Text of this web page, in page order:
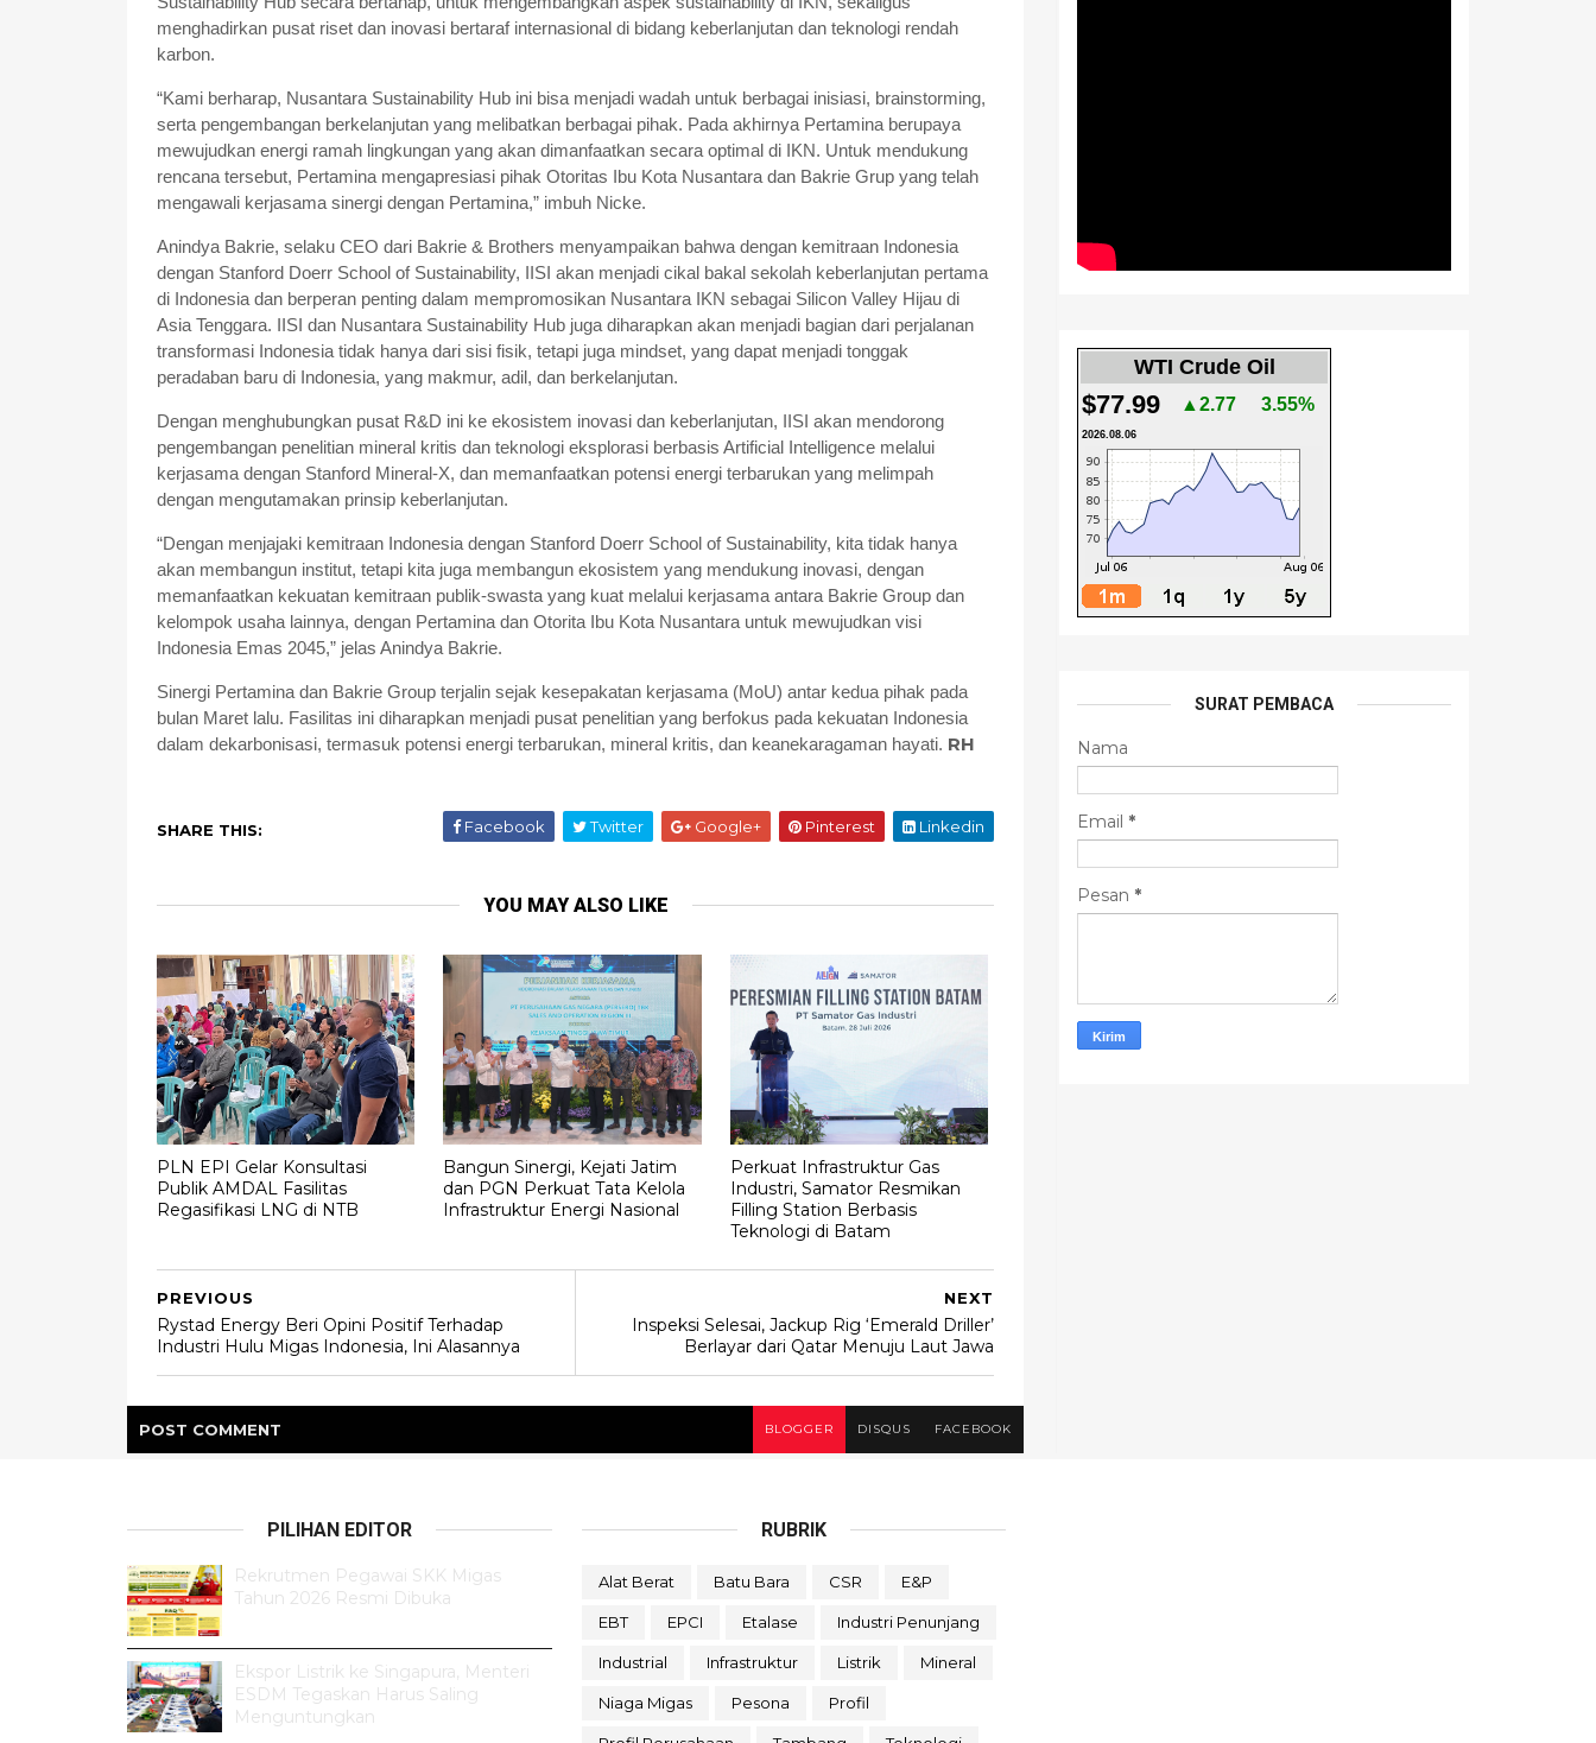
menghadirkan pusat riset dan inovasi bertaraf internasional di bidang keberlanjutan dan teknologi rendah
karbon.
“Kami berharap, Nusantara Sustainability Hub ini bisa menjadi wadah untuk berbagai inisiasi, brainstorming,
serta pengembangan berkelanjutan yang melibatkan berbagai pihak. Pada akhirnya Pertamina berupaya
mewujudkan energi ramah lingkungan yang akan dimanfaatkan secara optimal di IKN. Untuk mendukung
rencana tersebut, Pertamina mengapresiasi pihak Otoritas Ibu Kota Nusantara dan Bakrie Grup yang telah
mengawali kerjasama sinergi dengan Pertamina,” imbuh Nicke.
Anindya Bakrie, selaku CEO dari Bakrie & Brothers menyampaikan bahwa dengan kemitraan Indonesia
dengan Stanford Doerr School of Sustainability, IISI akan menjadi cikal bakal sekolah keberlanjutan pertama
di Indonesia dan berperan penting dalam mempromosikan Nusantara IKN sebagai Silicon Valley Hijau di
Asia Tenggara. IISI dan Nusantara Sustainability Hub juga diharapkan akan menjadi bagian dari perjalanan
transformasi Indonesia tidak hanya dari sisi fisik, tetapi juga mindset, yang dapat menjadi tonggak
peradaban baru di Indonesia, yang makmur, adil, dan berkelanjutan.
Dengan menghubungkan pusat R&D ini ke ekosistem inovasi dan keberlanjutan, IISI akan mendorong
pengembangan penelitian mineral kritis dan teknologi eksplorasi berbasis Artificial Intelligence melalui
kerjasama dengan Stanford Mineral-X, dan memanfaatkan potensi energi terbarukan yang melimpah
dengan mengutamakan prinsip keberlanjutan.
“Dengan menjajaki kemitraan Indonesia dengan Stanford Doerr School of Sustainability, kita tidak hanya
akan membangun institut, tetapi kita juga membangun ekosistem yang mendukung inovasi, dengan
memanfaatkan kekuatan kemitraan publik-swasta yang kuat melalui kerjasama antara Bakrie Group dan
kelompok usaha lainnya, dengan Pertamina dan Otorita Ibu Kota Nusantara untuk mewujudkan visi
Indonesia Emas 2045,” jelas Anindya Bakrie.
Sinergi Pertamina dan Bakrie Group terjalin sejak kesepakatan kerjasama (MoU) antar kedua pihak pada
bulan Maret lalu. Fasilitas ini diharapkan menjadi pusat penelitian yang berfokus pada kekuatan Indonesia
dalam dekarbonisasi, termasuk potensi energi terbarukan, mineral kritis, dan keanekaragaman hayati. RH
SHARE THIS: Facebook Twitter Google+ Pinterest Linkedin
YOU MAY ALSO LIKE
PLN EPI Gelar Konsultasi
Publik AMDAL Fasilitas
Regasifikasi LNG di NTB
Bangun Sinergi, Kejati Jatim
dan PGN Perkuat Tata Kelola
Infrastruktur Energi Nasional
Perkuat Infrastruktur Gas
Industri, Samator Resmikan
Filling Station Berbasis
Teknologi di Batam
NEXT
Inspeksi Selesai, Jackup Rig ‘Emerald Driller’
Berlayar dari Qatar Menuju Laut Jawa
PREVIOUS
Rystad Energy Beri Opini Positif Terhadap
Industri Hulu Migas Indonesia, Ini Alasannya
POST COMMENT BLOGGER DISQUS FACEBOOK
WTI Crude Oil
$77.99 ▲2.77 3.55%
2026.08.06
SURAT PEMBACA
Nama
Email *
Pesan *
PILIHAN EDITOR
Rekrutmen Pegawai SKK Migas
Tahun 2026 Resmi Dibuka
Ekspor Listrik ke Singapura, Menteri
ESDM Tegaskan Harus Saling
Menguntungkan
RUBRIK
Alat Berat Batu Bara CSR E&P
EBT EPCI Etalase Industri Penunjang
Industrial Infrastruktur Listrik Mineral
Niaga Migas Pesona Profil